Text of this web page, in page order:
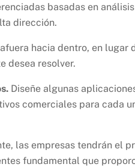
basadas en
dirección.
hacia dentro, en lugar
desea resolver.
Diseñe algunas
comerciales para cada
las empresas tendrán el
fundamental que